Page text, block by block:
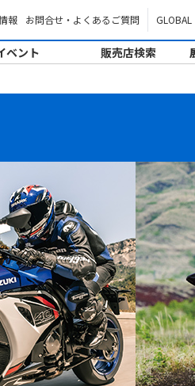
報 お問合せ・よくあるご質問 GLOBAL
ベント 販売店検索